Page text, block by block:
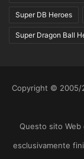
Super DB Heroes
Super Dragon Ball
Copyright © 2005/
Questo sito
esclusivamente